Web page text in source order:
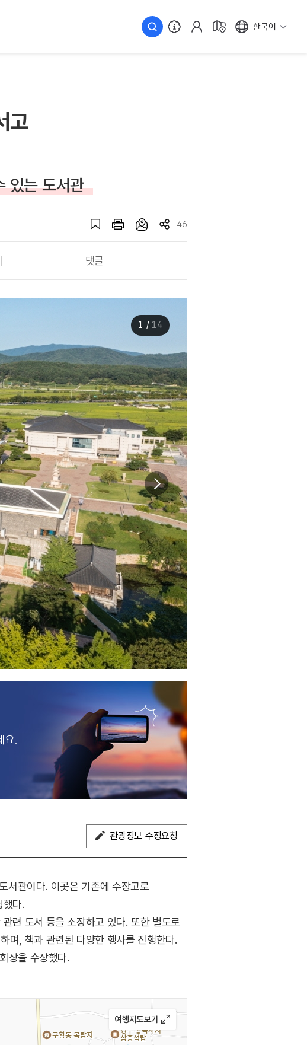
한국어
고
있는 도서관
46
댓글
1 / 14
요.
관광정보 수정요청
서관이다. 이곳은 기존에 수장고로
했다.
련 도서 등을 소장하고 있다. 또한 별도로
며, 책과 관련된 다양한 행사를 진행한다.
상을 수상했다.